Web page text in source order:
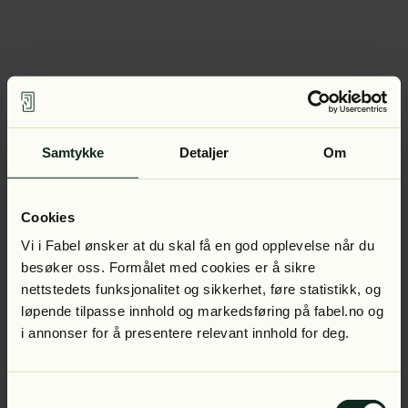
Samtykke Detaljer Om
Cookies
Vi i Fabel ønsker at du skal få en god opplevelse når du
besøker oss. Formålet med cookies er å sikre
nettstedets funksjonalitet og sikkerhet, føre statistikk, og
løpende tilpasse innhold og markedsføring på fabel.no og
i annonser for å presentere relevant innhold for deg.